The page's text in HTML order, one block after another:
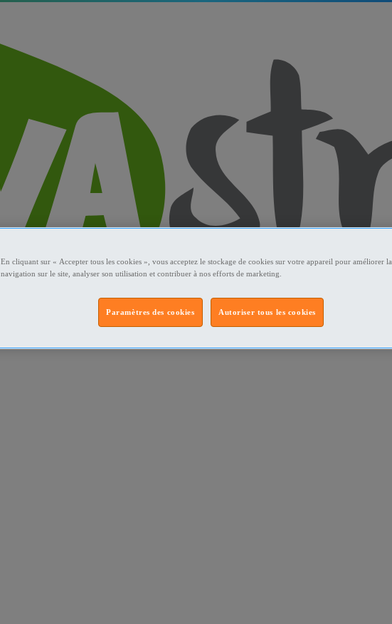
En cliquant sur « Accepter tous les cookies », vous acceptez le stockage de cookies sur votre appareil pour améliorer la
navigation sur le site, analyser son utilisation et contribuer à nos efforts de marketing.
Autoriser tous les cookies
Paramètres des cookies